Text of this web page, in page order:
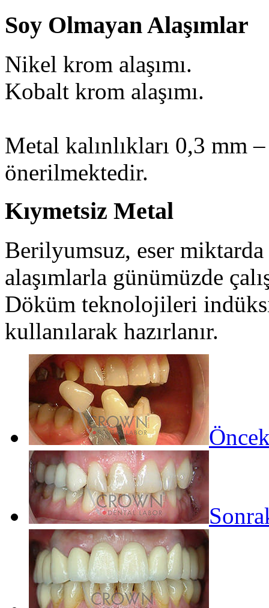
Soy Olmayan Alaşımlar
Nikel krom alaşımı.
Kobalt krom alaşımı.
Metal kalınlıkları 0,3 mm
önerilmektedir.
Kıymetsiz Metal
Berilyumsuz, eser
alaşımlarla günümüzde
Döküm teknolojileri
kullanılarak hazırlanır.